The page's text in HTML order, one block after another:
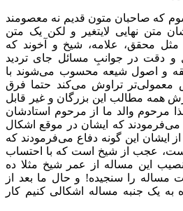
شوم که صاحبان متون قدیم نه معصومند
متن نهایی لایتغیر و لکن یک متن
محقق، علامه، شیخ و آخوند که
و دقت در جوانبِ مسائل جای تردید
و اصول شیعه محسوب می‌شوند با
معمولی‌تر تراوش می‌کند حتما فرق
همه مطالب این بزرگان و غیر قابل
مرحوم والد ما از مرحوم استادشان
که ایشان در موقع اشکال
ایشان این گونه دفاع می‌فرمودند که
عجب از شیخ است که با احتساب
این مساله از عمر شیخ مثلا ده
مساله را سنجیده! و حال ما بعد از
یک جنبه مساله اشکالی کنیم کار